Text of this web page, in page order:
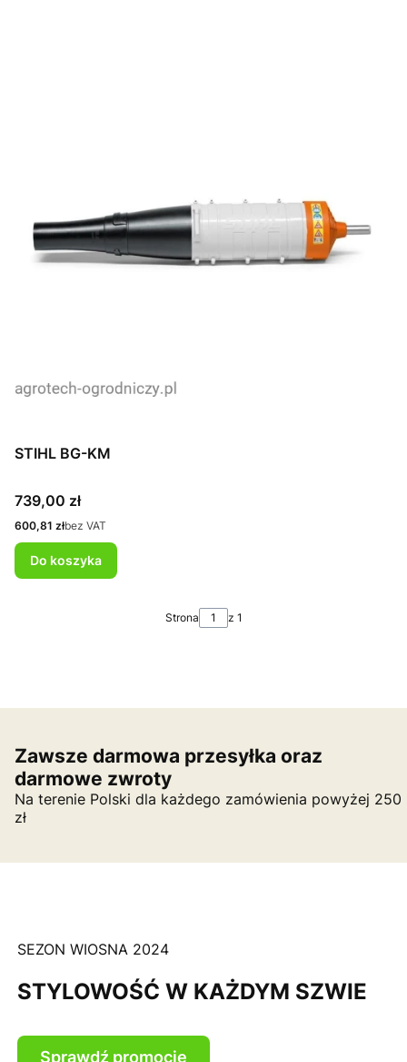
STIHL BG-KM
Cena
739,00 zł
Cena
600,81 złbez VAT
Do koszyka
Strona z 1
Zawsze darmowa przesyłka oraz
darmowe zwroty
Na terenie Polski dla każdego zamówienia powyżej 250
zł
SEZON WIOSNA 2024
STYLOWOŚĆ W KAŻDYM SZWIE
Sprawdź promocje